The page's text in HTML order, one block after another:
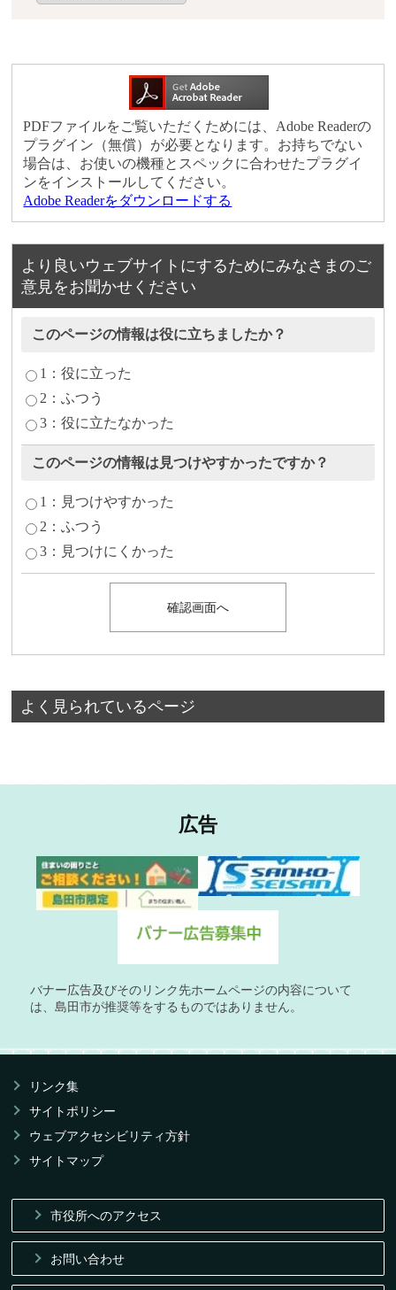
PDFファイルをご覧いただくためには、Adobe Readerの
プラグイン（無償）が必要となります。お持ちでない
場合は、お使いの機種とスペックに合わせたプラグイ
ンをインストールしてください。
Adobe Readerをダウンロードする
より良いウェブサイトにするためにみなさまのご
意見をお聞かせください
このページの情報は役に立ちましたか？
1：役に立った
2：ふつう
3：役に立たなかった
このページの情報は見つけやすかったですか？
1：見つけやすかった
2：ふつう
3：見つけにくかった
よく見られているページ
広告
バナー広告及びそのリンク先ホームページの内容について
は、島田市が推奨等をするものではありません。
リンク集
サイトポリシー
ウェブアクセシビリティ方針
サイトマップ
市役所へのアクセス
お問い合わせ